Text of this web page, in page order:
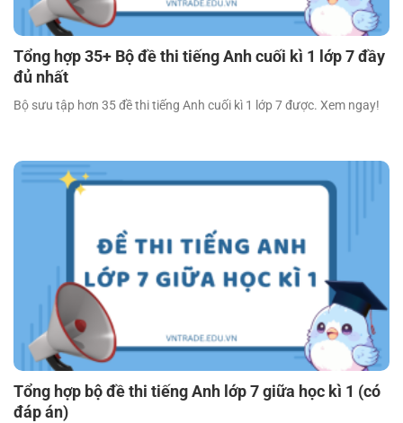
Tổng hợp 35+ Bộ đề thi tiếng Anh cuối kì 1 lớp 7 đầy
đủ nhất
Bộ sưu tập hơn 35 đề thi tiếng Anh cuối kì 1 lớp 7 được. Xem ngay!
Tổng hợp bộ đề thi tiếng Anh lớp 7 giữa học kì 1 (có
đáp án)